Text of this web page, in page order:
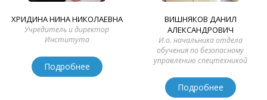
ХРИДИНА НИНА НИКОЛАЕВНА
Учредитель и директор
Института
Подробнее
ВИШНЯКОВ ДАНИЛ
АЛЕКСАНДРОВИЧ
И.о. начальника отдела
обучения по безопасному
управлению спецтехникой
Подробнее